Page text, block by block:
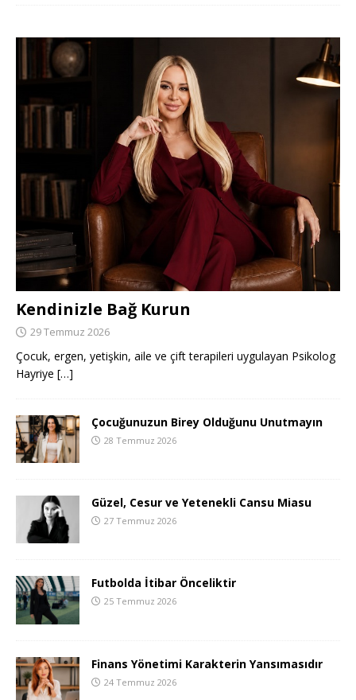
Kendinizle Bağ Kurun
29 Temmuz 2026
Çocuk, ergen, yetişkin, aile ve çift terapileri uygulayan Psikolog
Hayriye […]
Çocuğunuzun Birey Olduğunu Unutmayın
28 Temmuz 2026
Güzel, Cesur ve Yetenekli Cansu Miasu
27 Temmuz 2026
Futbolda İtibar Önceliktir
25 Temmuz 2026
Finans Yönetimi Karakterin Yansımasıdır
24 Temmuz 2026